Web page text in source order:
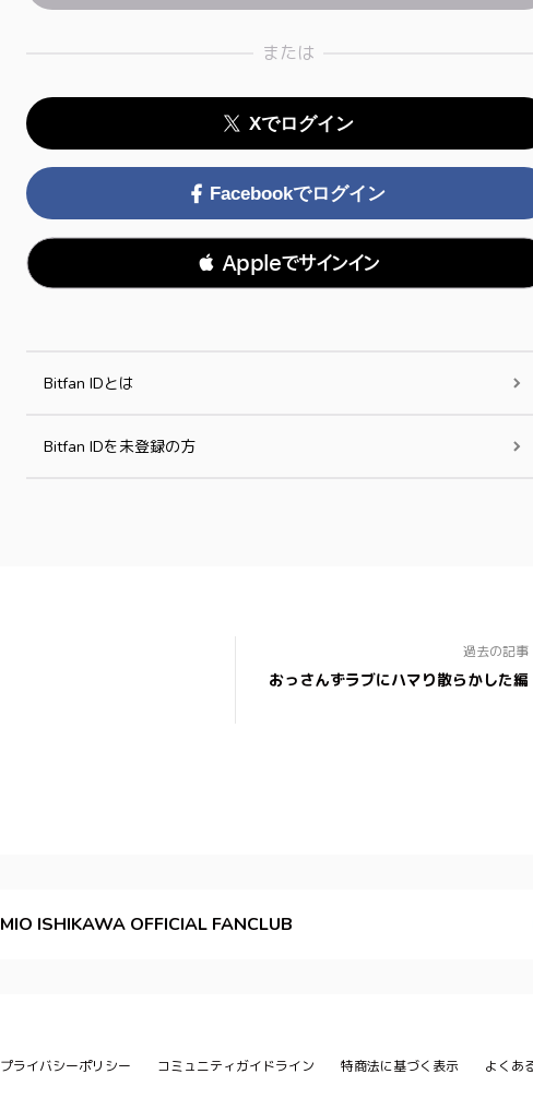
または
Xでログイン
Facebookでログイン
 Appleでサインイン
Bitfan IDとは
Bitfan IDを未登録の方
過去の記事
おっさんずラブにハマり散らかした編
MIO ISHIKAWA OFFICIAL FANCLUB
プライバシーポリシー コミュニティガイドライン 特商法に基づく表示 よくあ